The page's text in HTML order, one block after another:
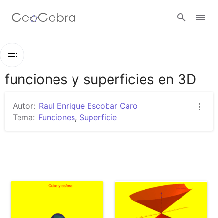
Google Classroom
GeoGebra Classroom
Abrir sesión
Esquema
Cubo y esfera
Funcion multivariable
funciones y superficies en 3D
Autor: Raul Enrique Escobar Caro
Tema: Funciones, Superficie